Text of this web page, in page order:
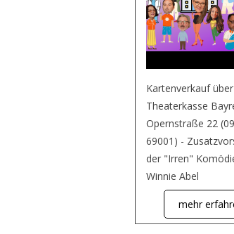
Kartenverkauf
Theaterkasse
Opernstraße 22
69001) -
der "Irren"
Winnie Abel
mehr